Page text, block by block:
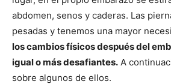
abdomen, senos y caderas. Las
pesadas y tenemos una mayor
los cambios físicos después del
igual o más desafiantes. A
sobre algunos de ellos.